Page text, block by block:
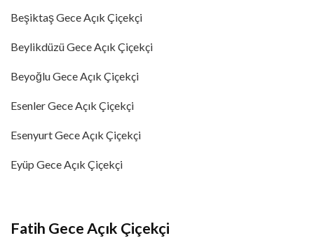
Beşiktaş Gece Açık Çiçekçi
Beylikdüzü Gece Açık Çiçekçi
Beyoğlu Gece Açık Çiçekçi
Esenler Gece Açık Çiçekçi
Esenyurt Gece Açık Çiçekçi
Eyüp Gece Açık Çiçekçi
Fatih Gece Açık Çiçekçi